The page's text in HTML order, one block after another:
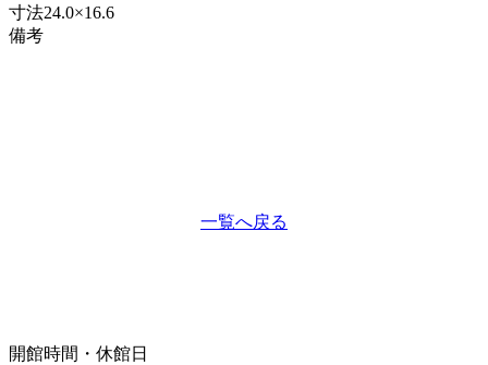
寸法24.0×16.6
備考
一覧へ戻る
開館時間・休館日